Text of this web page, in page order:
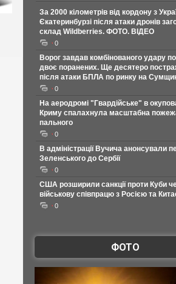
За 2000 кілометрів від кордону з
Єкатеринбурзі після атаки дронів
склад Wildberries. ФОТО. ВІДЕО
0
Ворог завдав комбінованого удару
двоє поранених. Ще десятеро
після атаки БПЛА по ринку на
0
На аеродромі "Гвардійське" в
Криму спалахнула масштабна
пального
0
В адміністрації Вучича анонсували
Зеленського до Сербії
0
США розширили санкції проти Куби
військову співпрацю з Росією та
0
ФОТО